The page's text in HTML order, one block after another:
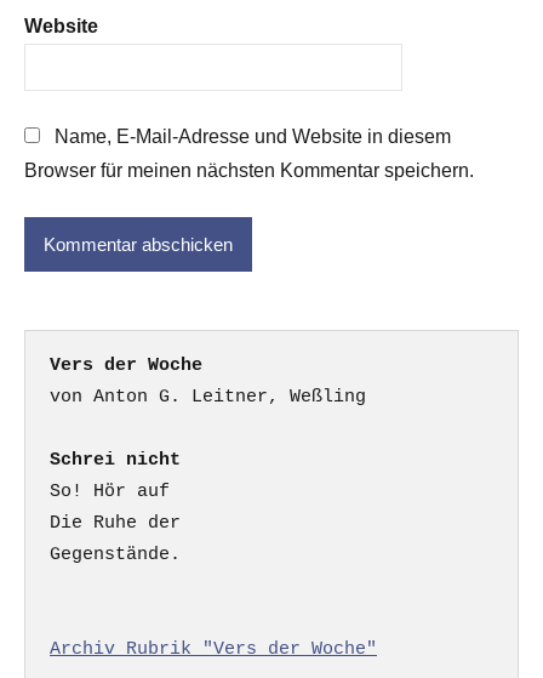
Website
Name, E-Mail-Adresse und Website in diesem
Browser für meinen nächsten Kommentar speichern.
Vers der Woche
Schrei nicht
So! Hör auf
Die Ruhe der
Gegenstände.
Archiv Rubrik "Vers der Woche"